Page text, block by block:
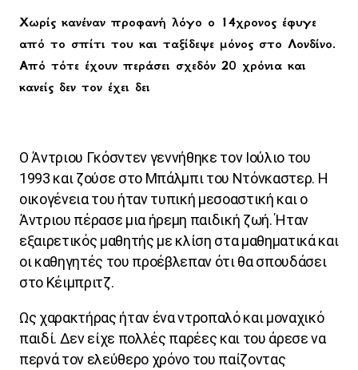
Χωρίς κανέναν προφανή λόγο ο 14χρονος έφυγε
από το σπίτι του και ταξίδεψε μόνος στο Λονδίνο.
Από τότε έχουν περάσει σχεδόν 20 χρόνια και
κανείς δεν τον έχει δει
Ο Άντριου Γκόσντεν γεννήθηκε τον Ιούλιο του
1993 και ζούσε στο Μπάλμπι του Ντόνκαστερ. Η
οικογένεια του ήταν τυπική μεσοαστική και ο
Άντριου πέρασε μια ήρεμη παιδική ζωή. Ήταν
εξαιρετικός μαθητής με κλίση στα μαθηματικά και
οι καθηγητές του προέβλεπαν ότι θα σπουδάσει
στο Κέιμπριτζ.
Ως χαρακτήρας ήταν ένα ντροπαλό και μοναχικό
παιδί. Δεν είχε πολλές παρέες και του άρεσε να
περνά τον ελεύθερο χρόνο του παίζοντας